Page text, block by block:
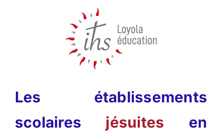
Les établissements
scolaires jésuites en